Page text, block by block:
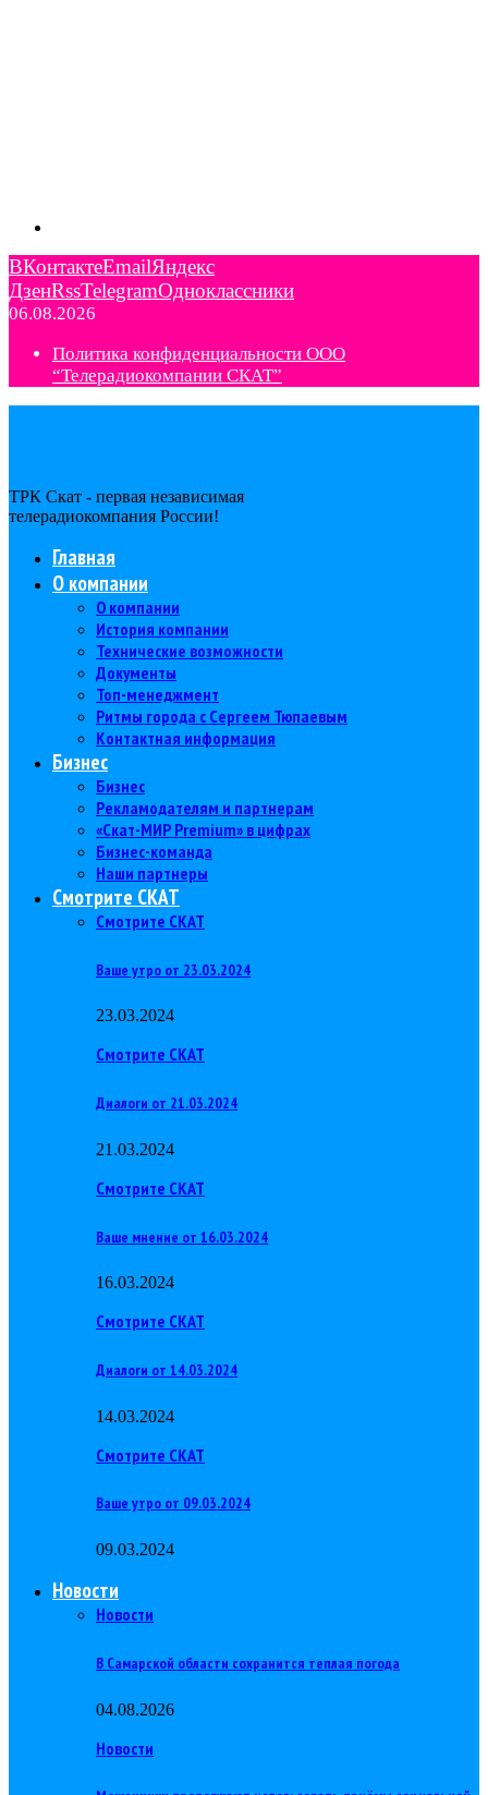
ВКонтактеEmailЯндекс
ДзенRssTelegramОдноклассники
06.08.2026
Политика конфиденциальности ООО
“Телерадиокомпании СКАТ”
ТРК Скат - первая независимая
телерадиокомпания Роcсии!
Главная
О компании
О компании
История компании
Технические возможности
Документы
Топ-менеджмент
Ритмы города с Сергеем Тюпаевым
Контактная информация
Бизнес
Бизнес
Рекламодателям и партнерам
«Скат-МИР Premium» в цифрах
Бизнес-команда
Наши партнеры
Смотрите СКАТ
Смотрите СКАТ
Ваше утро от 23.03.2024
23.03.2024
Смотрите СКАТ
Диалоги от 21.03.2024
21.03.2024
Смотрите СКАТ
Ваше мнение от 16.03.2024
16.03.2024
Смотрите СКАТ
Диалоги от 14.03.2024
14.03.2024
Смотрите СКАТ
Ваше утро от 09.03.2024
09.03.2024
Новости
Новости
В Самарской области сохранится теплая погода
04.08.2026
Новости